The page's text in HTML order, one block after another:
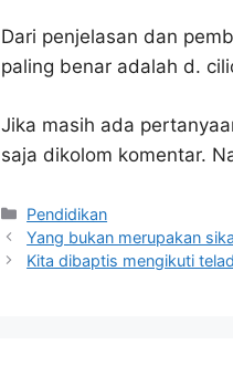
Dari penjelasan dan
paling benar adalah d.
Jika masih ada
saja dikolom komentar.
Kategori
Pendidikan
Yang bukan merupakan
Kita dibaptis mengikuti